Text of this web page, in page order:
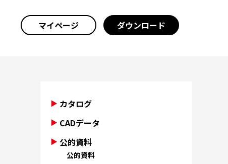
マイページ ダウンロード
カタログ
CADデータ
公的資料
公的資料